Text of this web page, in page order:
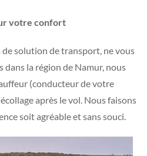
votre confort
de solution de transport, ne vous
dans la région de Namur, nous
(conducteur de votre
après le vol. Nous faisons
soit agréable et sans souci.